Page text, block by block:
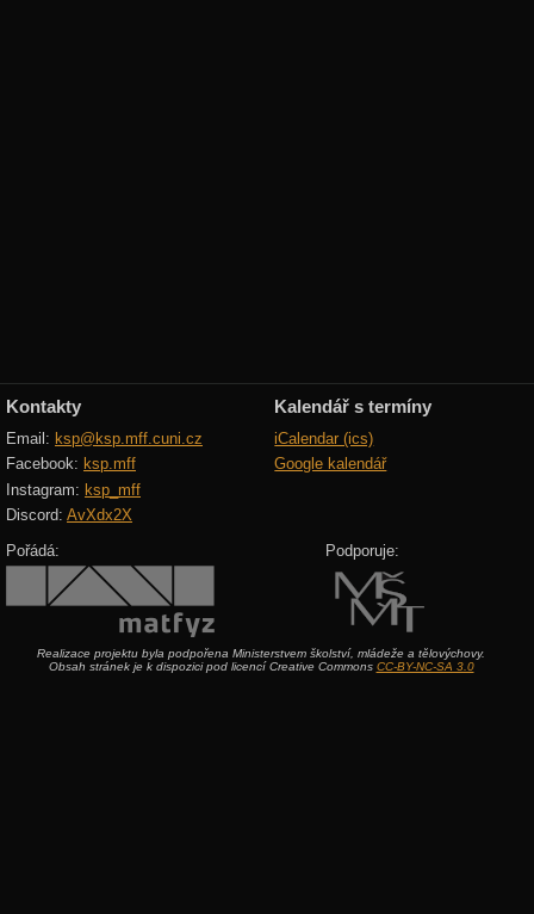
Kontakty
Email: ksp@ksp.mff.cuni.cz
Facebook: ksp.mff
Instagram: ksp_mff
Discord: AvXdx2X
Kalendář s termíny
iCalendar (ics)
Google kalendář
Pořádá: Podporuje:
Realizace projektu byla podpořena Ministerstvem školství, mládeže a tělovýchovy.
Obsah stránek je k dispozici pod licencí Creative Commons CC-BY-NC-SA 3.0